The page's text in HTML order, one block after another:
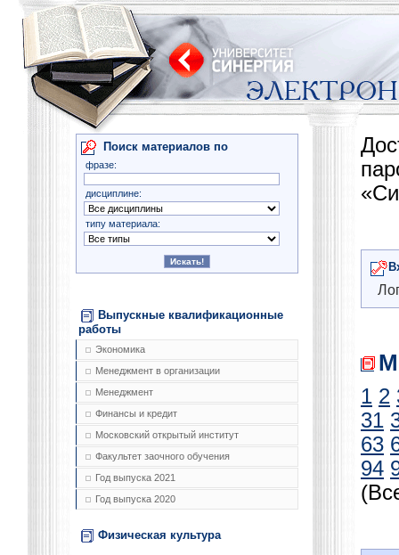
Поиск материалов по
фразе:
дисциплине:
типу материала:
Выпускные квалификационные
работы
Экономика
Менеджмент в организации
Менеджмент
Финансы и кредит
Московский открытый институт
Факультет заочного обучения
Год выпуска 2021
Год выпуска 2020
Физическая культура
1 2
31
63
94